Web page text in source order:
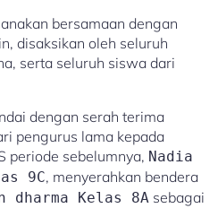
bersamaan dengan
disaksikan oleh seluruh
serta seluruh siswa dari
dengan serah terima
pengurus lama kepada
periode sebelumnya, Nadia
9C, menyerahkan bendera
dharma Kelas 8A sebagai